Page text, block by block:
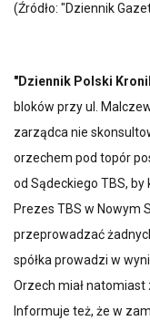
(Źródło: "Dziennik
"Dziennik Polski
bloków przy ul.
zarządca nie
orzechem pod topór
od Sądeckiego TBS, by
Prezes TBS w Nowym
przeprowadzać
spółka prowadzi w
Orzech miał
Informuje też, że w